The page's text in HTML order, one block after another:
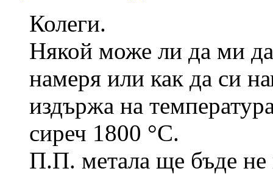
Колеги.
Някой може ли да ми
намеря или как да си
издържа на
сиреч 1800 °C.
П.П. метала ще бъде не